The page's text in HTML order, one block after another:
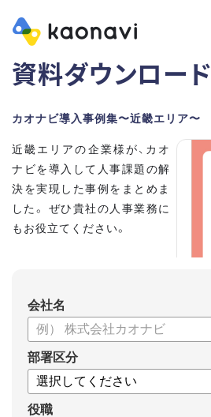
資料ダウンロード
カオナビ導入事例集〜近畿エリア〜
近畿エリアの企業様が、カオ
ナビを導入して人事課題の解
決を実現した事例をまとめま
した。 ぜひ貴社の人事業務に
もお役立てください。
会社名
部署区分
役職